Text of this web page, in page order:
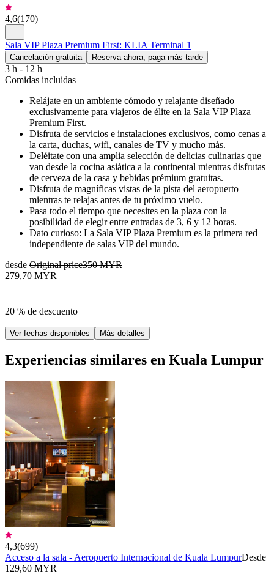
4,6(170)
Sala VIP Plaza Premium First: KLIA Terminal 1
Cancelación gratuita Reserva ahora, paga más tarde
3 h - 12 h
Comidas incluidas
Relájate en un ambiente cómodo y relajante diseñado
exclusivamente para viajeros de élite en la Sala VIP Plaza
Premium First.
Disfruta de servicios e instalaciones exclusivos, como cenas a
la carta, duchas, wifi, canales de TV y mucho más.
Deléitate con una amplia selección de delicias culinarias que
van desde la cocina asiática a la continental mientras disfrutas
de cerveza de la casa y bebidas prémium gratuitas.
Disfruta de magníficas vistas de la pista del aeropuerto
mientras te relajas antes de tu próximo vuelo.
Pasa todo el tiempo que necesites en la plaza con la
posibilidad de elegir entre entradas de 3, 6 y 12 horas.
Dato curioso: La Sala VIP Plaza Premium es la primera red
independiente de salas VIP del mundo.
desde Original price350 MYR
279,70 MYR
20 % de descuento
Ver fechas disponibles Más detalles
Experiencias similares en Kuala Lumpur
4,3(699)
Acceso a la sala - Aeropuerto Internacional de Kuala LumpurDesde
129,60 MYR